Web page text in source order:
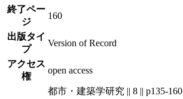
終了ペー
ジ
160
出版タイ
プ
Version of Record
アクセス
権
open access
都市・建築学研究 || 8 || p135-160